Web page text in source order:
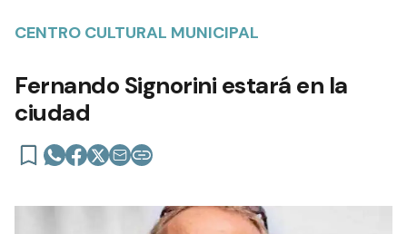
CENTRO CULTURAL MUNICIPAL
Fernando Signorini estará en la
ciudad